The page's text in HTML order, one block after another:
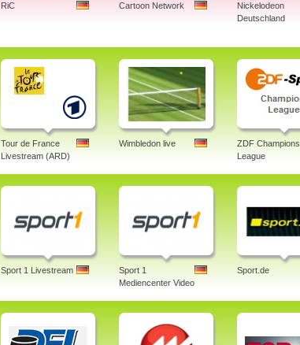
RiC Cartoon Network
Nickelodeon
Deutschland
Tour de France
Livestream (ARD)
Wimbledon live
ZDF Champions
League
Sport 1 Livestream
Sport 1
Mediencenter Video
Sport.de